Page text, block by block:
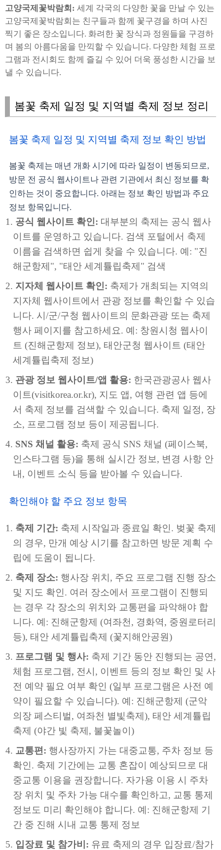
고양국제꽃박람회: 세계 각국의 다양한 꽃을 만날 수 있는
고양국제꽃박람회는 친구들과 함께 꽃구경을 하며 사진
찍기 좋은 장소입니다. 화려한 꽃 장식과 정원들을 구경하
며 봄의 아름다움을 만끽할 수 있습니다. 다양한 체험 프로
그램과 전시회도 함께 즐길 수 있어 더욱 풍성한 시간을 보
낼 수 있습니다.
봄꽃 축제 일정 및 지역별 축제 정보 정리
봄꽃 축제 일정 및 지역별 축제 정보 확인 방법
봄꽃 축제는 매년 개화 시기에 따라 일정이 변동되므로,
방문 전 공식 웹사이트나 관련 기관에서 최신 정보를 확
인하는 것이 중요합니다. 아래는 정보 확인 방법과 주요
정보 항목입니다.
공식 웹사이트 확인: 대부분의 축제는 공식 웹사
이트를 운영하고 있습니다. 검색 포털에서 축제
이름을 검색하면 쉽게 찾을 수 있습니다. 예: "진
해군항제", "태안 세계튤립축제" 검색
지자체 웹사이트 확인: 축제가 개최되는 지역의
지자체 웹사이트에서 관광 정보를 확인할 수 있습
니다. 시/군/구청 웹사이트의 문화관광 또는 축제
행사 페이지를 참고하세요. 예: 창원시청 웹사이
트 (진해군항제 정보), 태안군청 웹사이트 (태안
세계튤립축제 정보)
관광 정보 웹사이트/앱 활용: 한국관광공사 웹사
이트(visitkorea.or.kr), 지도 앱, 여행 관련 앱 등에
서 축제 정보를 검색할 수 있습니다. 축제 일정, 장
소, 프로그램 정보 등이 제공됩니다.
SNS 채널 활용: 축제 공식 SNS 채널 (페이스북,
인스타그램 등)을 통해 실시간 정보, 변경 사항 안
내, 이벤트 소식 등을 받아볼 수 있습니다.
확인해야 할 주요 정보 항목
축제 기간: 축제 시작일과 종료일 확인. 벚꽃 축제
의 경우, 만개 예상 시기를 참고하면 방문 계획 수
립에 도움이 됩니다.
축제 장소: 행사장 위치, 주요 프로그램 진행 장소
및 지도 확인. 여러 장소에서 프로그램이 진행되
는 경우 각 장소의 위치와 교통편을 파악해야 합
니다. 예: 진해군항제 (여좌천, 경화역, 중원로터리
등), 태안 세계튤립축제 (꽃지해안공원)
프로그램 및 행사: 축제 기간 동안 진행되는 공연,
체험 프로그램, 전시, 이벤트 등의 정보 확인 및 사
전 예약 필요 여부 확인 (일부 프로그램은 사전 예
약이 필요할 수 있습니다). 예: 진해군항제 (군악
의장 페스티벌, 여좌천 별빛축제), 태안 세계튤립
축제 (야간 빛 축제, 불꽃놀이)
교통편: 행사장까지 가는 대중교통, 주차 정보 등
확인. 축제 기간에는 교통 혼잡이 예상되므로 대
중교통 이용을 권장합니다. 자가용 이용 시 주차
장 위치 및 주차 가능 대수를 확인하고, 교통 통제
정보도 미리 확인해야 합니다. 예: 진해군항제 기
간 중 진해 시내 교통 통제 정보
입장료 및 참가비: 유료 축제의 경우 입장료/참가